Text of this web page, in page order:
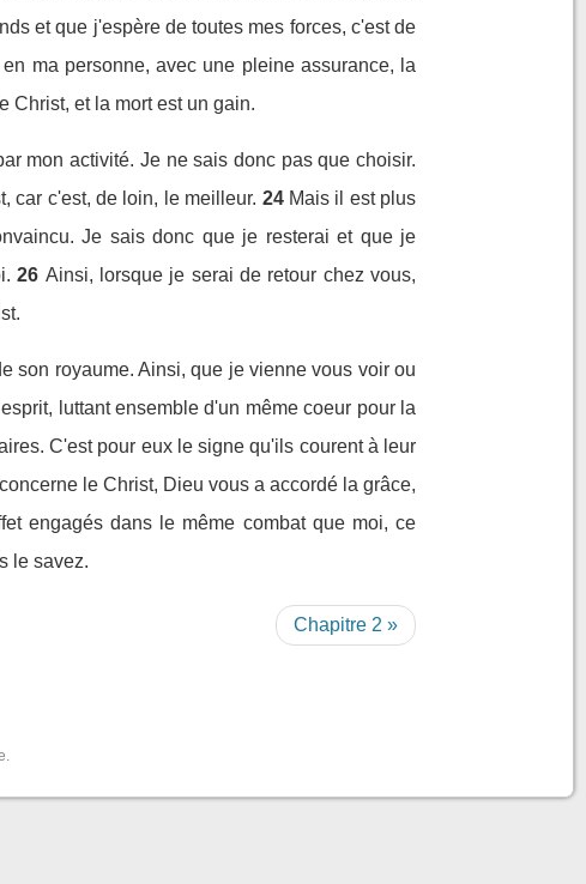
et que j'espère de toutes mes forces, c'est de
ma personne, avec une pleine assurance, la
Christ, et la mort est un gain.
mon activité. Je ne sais donc pas que choisir.
car c'est, de loin, le meilleur. 24 Mais il est plus
Je sais donc que je resterai et que je
26 Ainsi, lorsque je serai de retour chez vous,
son royaume. Ainsi, que je vienne vous voir ou
luttant ensemble d'un même coeur pour la
C'est pour eux le signe qu'ils courent à leur
le Christ, Dieu vous a accordé la grâce,
engagés dans le même combat que moi, ce
le savez.
Chapitre 2 »